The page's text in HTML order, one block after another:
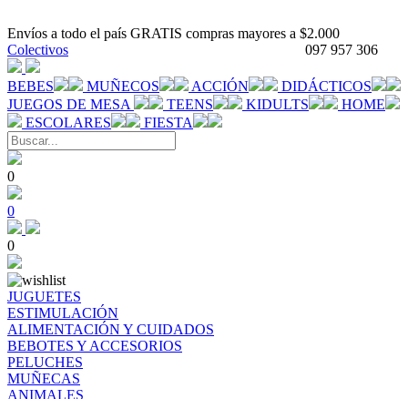
Envíos a todo el país GRATIS compras mayores a $2.000
097 957 306
Colectivos
BEBES MUÑECOS ACCIÓN
DIDÁCTICOS
JUEGOS DE MESA
TEENS KIDULTS
HOME
ESCOLARES
FIESTA
0
0
0
JUGUETES
ESTIMULACIÓN
ALIMENTACIÓN Y CUIDADOS
BEBOTES Y ACCESORIOS
PELUCHES
MUÑECAS
ANIMALES